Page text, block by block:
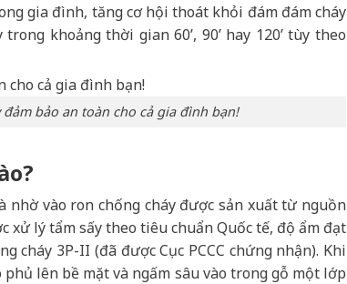
gia đình, tăng cơ hội thoát khỏi đám đám cháy
khoảng thời gian 60’, 90’ hay 120’ tùy theo
bảo an toàn cho cả gia đình bạn!
nhờ vào ron chống cháy được sản xuất từ nguồn
lý tẩm sấy theo tiêu chuẩn Quốc tế, độ ẩm đạt
cháy 3P-II (đã được Cục PCCC chứng nhận). Khi
lên bề mặt và ngấm sâu vào trong gỗ một lớp